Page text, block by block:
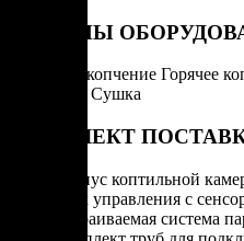
РЕЖИМЫ
Холодное копчение Горячее
Сушка
КОМПЛЕКТ
Корпус коптильной
Блок управления с
Встраиваемая система